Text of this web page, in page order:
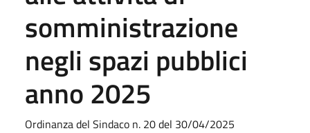
somministrazione
negli spazi pubblici
anno 2025
Ordinanza del Sindaco n. 20 del 30/04/2025